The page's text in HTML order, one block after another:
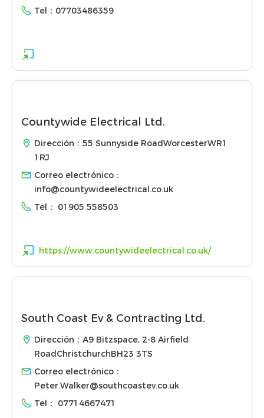
Tel： 07703486359
Countywide Electrical Ltd.
Dirección：55 Sunnyside RoadWorcesterWR1
1RJ
Correo electrónico：
info@countywideelectrical.co.uk
Tel：
01905 558503
https://www.countywideelectrical.co.uk/
South Coast Ev & Contracting Ltd.
Dirección：A9 Bitzspace, 2-8 Airfield
RoadChristchurchBH23 3TS
Correo electrónico：
Peter.Walker@southcoastev.co.uk
Tel：
07714667471